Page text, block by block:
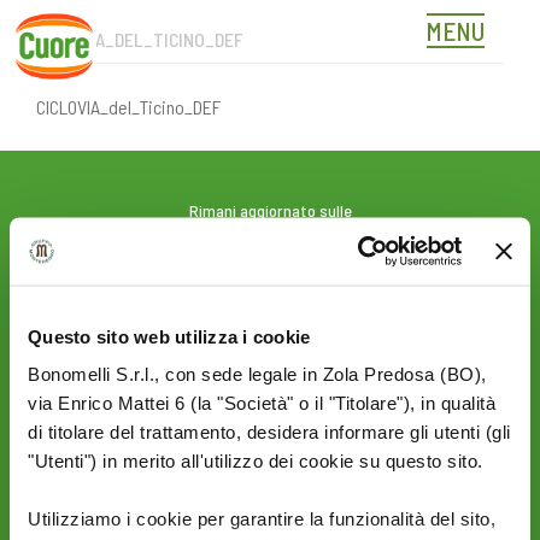
Questo sito web utilizza i cookie
Bonomelli S.r.l., con sede legale in Zola Predosa (BO),
via Enrico Mattei 6 (la "Società" o il "Titolare"), in qualità
di titolare del trattamento, desidera informare gli utenti (gli
"Utenti") in merito all'utilizzo dei cookie su questo sito.
Utilizziamo i cookie per garantire la funzionalità del sito,
Skip
content
MENU
CICLOVIA_DEL_TICINO_DEF
CICLOVIA_del_Ticino_DEF
Rimani aggiornato sulle
PRIVACY
Termini e condizioni
Cookie Policy
AZIENDA
Politica Ambientale &
Sicurezza
Sito Corporate